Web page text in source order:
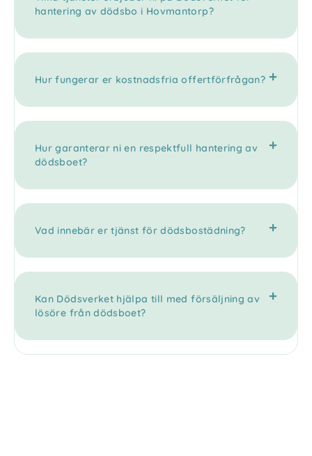
hantering av dödsbo i Hovmantorp?
Hur fungerar er kostnadsfria offertförfrågan?
Hur garanterar ni en respektfull hantering av
dödsboet?
Vad innebär er tjänst för dödsbostädning?
Kan Dödsverket hjälpa till med försäljning av
lösöre från dödsboet?